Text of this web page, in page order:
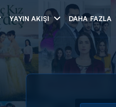
YAYIN AKIŞI DAHA FAZLA